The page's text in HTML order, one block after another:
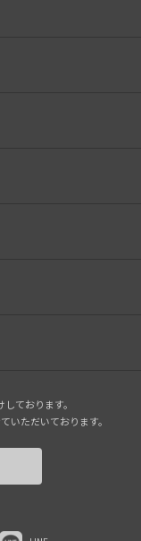
ております。
いただいております。